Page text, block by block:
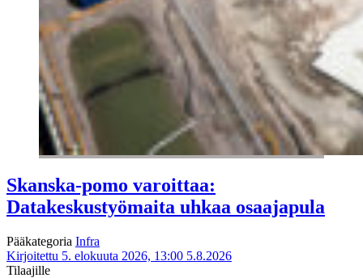
Skanska-pomo varoittaa:
Datakeskustyömaita uhkaa osaajapula
Pääkategoria Infra
Kirjoitettu 5. elokuuta 2026, 13:00 5.8.2026
Tilaajille